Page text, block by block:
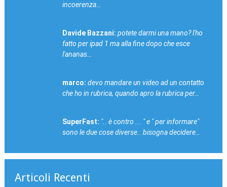
incoerenza…
Davide Bazzani: potete darmi una mano? l'ho
fatto per ipad 1 ma alla fine dopo che esce
l'ananas…
marco: devo mandare un video ad un contatto
che ho in rubrica, quando apro la rubrica per…
SuperFast: ".. è contro ... " e " per informare"
sono le due cose diverse.. bisogna decidere…
Articoli Recenti